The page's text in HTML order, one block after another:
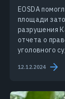
EOSDA
площади
разрушения
отчета о
уголовного
12.12.2024